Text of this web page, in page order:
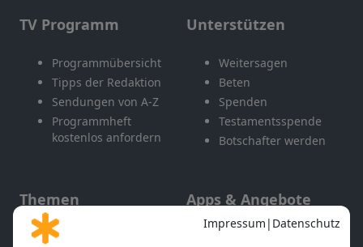
TV Programm
Programmübersicht
Tipps der Redaktion
Sendungen von A-Z
Programmheft
kostenlos anfordern
Unterstützen
Weitersagen
Beten
Spenden
Testamentsspende
Botschafter werden
Themen
Gott und Bibel erklärt
Apps & Angebote